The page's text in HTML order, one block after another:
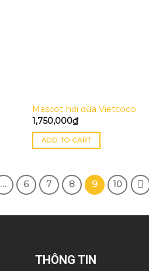
Mascot hơi dừa Vietcoco
1,750,000₫
ADD TO CART
… 6 7 8 9 10
THÔNG TIN